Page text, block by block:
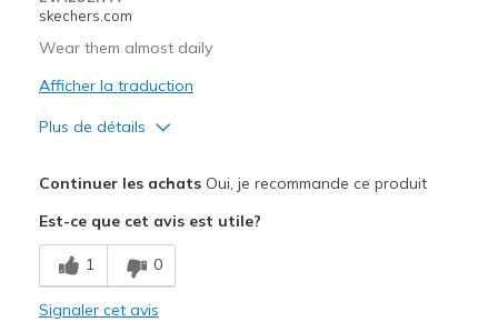
skechers.com
Wear them almost daily
Afficher la traduction
Plus de détails
Les meilleures utilisations
Casual Wear
Continuer les achatsOui, je recommande ce produit
Est-ce que cet avis est utile?
1 0
Signaler cet avis